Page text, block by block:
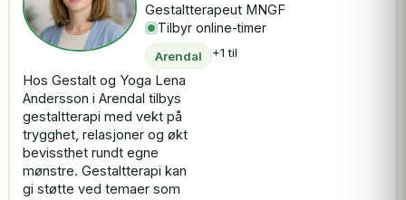
Gestaltterapeut MNGF
Tilbyr online-timer
Arendal +1 til
Hos Gestalt og Yoga Lena
Andersson i Arendal tilbys
gestaltterapi med vekt på
trygghet, relasjoner og økt
bevissthet rundt egne
mønstre. Gestaltterapi kan
gi støtte ved temaer som